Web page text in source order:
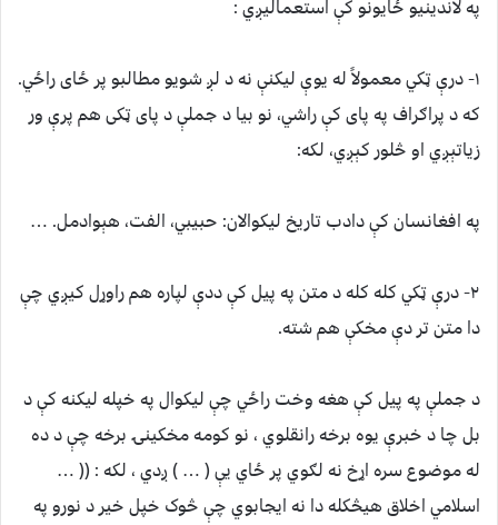
په لاندينيو ځايونو کې استعماليږي :
۱- درې ټکي معمولاً له یوې لیکنې نه د لږ شویو مطالبو پر ځای راځي.
که د پراګراف په پای کې راشي، نو بیا د جملې د پای ټکی هم پرې ور
زیاتېږي او څلور کېږي، لکه:
په افغانسان کې دادب تاریخ لیکوالان: حبیبي، الفت، هېوادمل. …
۲- درې ټکي کله کله د متن په پیل کې ددې لپاره هم راوړل کیږي چې
دا متن تر دې مخکې هم شته.
د جملې په پيل کې هغه وخت راځي چې ليکوال په خپله ليکنه کې د
بل چا د خبرې يوه برخه رانقلوي ، نو کومه مخکينۍ برخه چې د ده
له موضوع سره اړخ نه لګوي پر ځاي يې ( … ) ږدي ، لکه : (( …
اسلامي اخلاق هيڅکله دا نه ايجابوي چې څوک خپل خير د نورو په